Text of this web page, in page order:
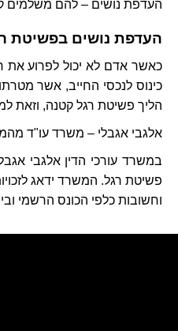
העדפת נושים – להם משלמים
העדפת נושים בפשיטת
כאשר אדם לא יכול לפרוע את
כינוס לנכסי החייב, אשר
הליך פשיטת רגל קטנה, וזאת
אלגבי אגבלי – משרד עו"ד
במשרד עורכי הדין אלגבי
פשיטת רגל. המשרד ידאג
וחשובות כלפי הכונס הרשמי